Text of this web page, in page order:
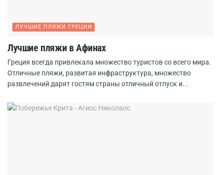
ЛУЧШИЕ ПЛЯЖИ ГРЕЦИИ
Лучшие пляжи в Афинах
Греция всегда привлекала множество туристов со всего мира.
Отличные пляжи, развитая инфраструктура, множество
развлечений дарят гостям страны отличный отпуск и...